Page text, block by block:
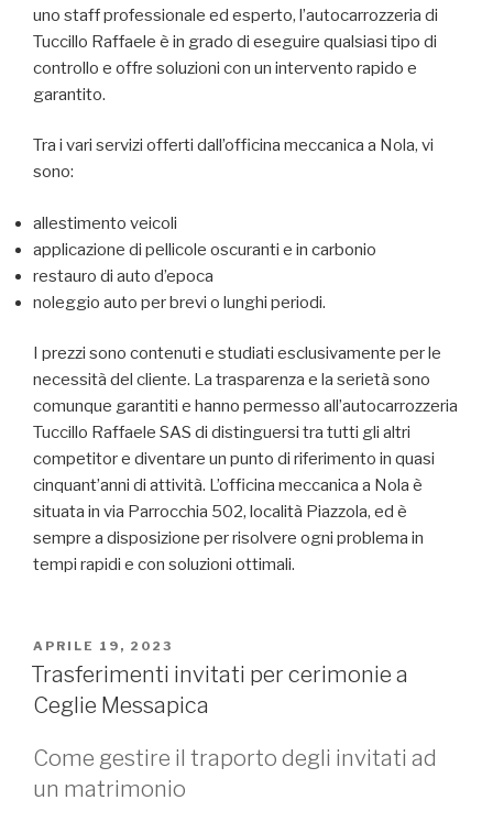
uno staff professionale ed esperto, l’autocarrozzeria di
Tuccillo Raffaele è in grado di eseguire qualsiasi tipo di
controllo e offre soluzioni con un intervento rapido e
garantito.
Tra i vari servizi offerti dall’officina meccanica a Nola, vi
sono:
allestimento veicoli
applicazione di pellicole oscuranti e in carbonio
restauro di auto d’epoca
noleggio auto per brevi o lunghi periodi.
I prezzi sono contenuti e studiati esclusivamente per le
necessità del cliente. La trasparenza e la serietà sono
comunque garantiti e hanno permesso all’autocarrozzeria
Tuccillo Raffaele SAS di distinguersi tra tutti gli altri
competitor e diventare un punto di riferimento in quasi
cinquant’anni di attività. L’officina meccanica a Nola è
situata in via Parrocchia 502, località Piazzola, ed è
sempre a disposizione per risolvere ogni problema in
tempi rapidi e con soluzioni ottimali.
PUBBLICATO
IL
APRILE 19, 2023
Trasferimenti invitati per cerimonie a
Ceglie Messapica
Come gestire il traporto degli invitati ad
un matrimonio